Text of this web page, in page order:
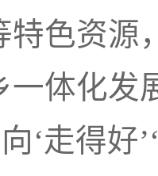
特色资源
一体化发
‘走得好